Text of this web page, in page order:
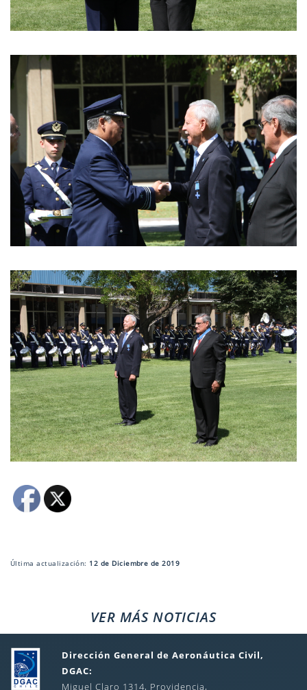
Última actualización: 12 de Diciembre de 2019
VER MÁS NOTICIAS
Dirección General de Aeronáutica Civil,
DGAC:
Miguel Claro 1314, Providencia,